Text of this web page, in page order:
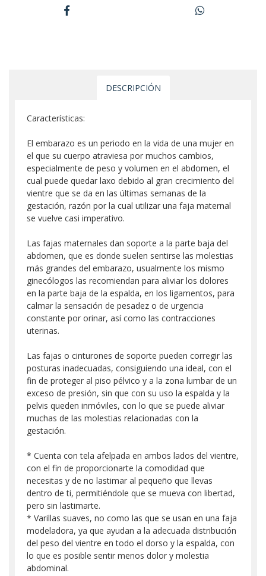
DESCRIPCIÓN
Características:
El embarazo es un periodo en la vida de una mujer en
el que su cuerpo atraviesa por muchos cambios,
especialmente de peso y volumen en el abdomen, el
cual puede quedar laxo debido al gran crecimiento del
vientre que se da en las últimas semanas de la
gestación, razón por la cual utilizar una faja maternal
se vuelve casi imperativo.
Las fajas maternales dan soporte a la parte baja del
abdomen, que es donde suelen sentirse las molestias
más grandes del embarazo, usualmente los mismo
ginecólogos las recomiendan para aliviar los dolores
en la parte baja de la espalda, en los ligamentos, para
calmar la sensación de pesadez o de urgencia
constante por orinar, así como las contracciones
uterinas.
Las fajas o cinturones de soporte pueden corregir las
posturas inadecuadas, consiguiendo una ideal, con el
fin de proteger al piso pélvico y a la zona lumbar de un
exceso de presión, sin que con su uso la espalda y la
pelvis queden inmóviles, con lo que se puede aliviar
muchas de las molestias relacionadas con la
gestación.
* Cuenta con tela afelpada en ambos lados del vientre,
con el fin de proporcionarte la comodidad que
necesitas y de no lastimar al pequeño que llevas
dentro de ti, permitiéndole que se mueva con libertad,
pero sin lastimarte.
* Varillas suaves, no como las que se usan en una faja
modeladora, ya que ayudan a la adecuada distribución
del peso del vientre en todo el dorso y la espalda, con
lo que es posible sentir menos dolor y molestia
abdominal.